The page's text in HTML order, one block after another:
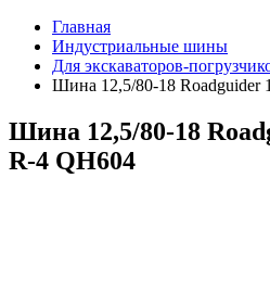
Главная
Индустриальные шины
Для экскаваторов-
Шина 12,5/80-18 Roadguider
Шина 12,5/80-18
R-4 QH604